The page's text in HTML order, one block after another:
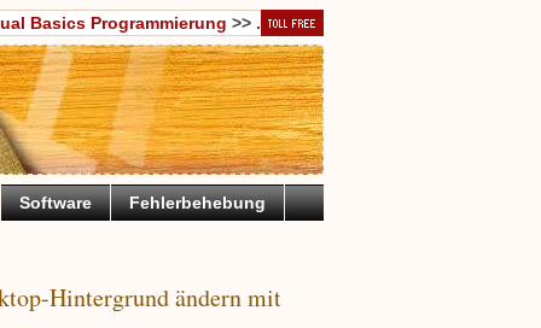
Basics Programmierung >> .
Software Fehlerbehebung
Hintergrund ändern mit